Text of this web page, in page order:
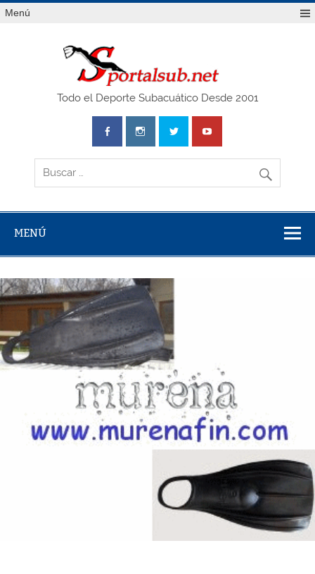
Saltar
alMenú
Todo el Deporte Subacuático Desde 2001
MENÚ